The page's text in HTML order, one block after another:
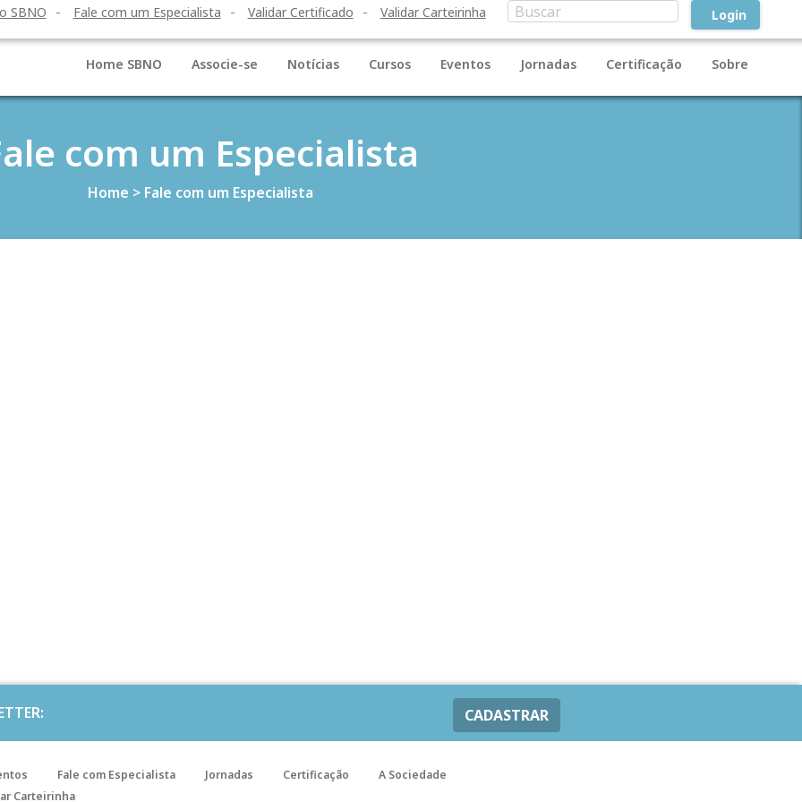
SBNO Fale com um Especialista Validar Certificado Validar Carteirinha Login
Home SBNO Associe-se Notícias Cursos Eventos Jornadas Certificação Sobre
com um Especialista
Home > Fale com um Especialista
CADASTRAR
Fale com Especialista Jornadas Certificação
A Sociedade
Carteirinha